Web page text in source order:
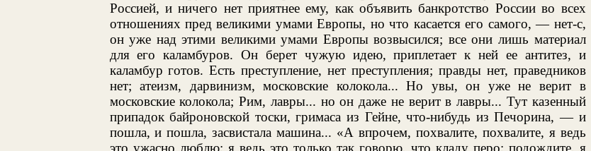
Россией, и ничего нет приятнее ему, как объявить банкротство России во всех
отношениях пред великими умами Европы, но что касается его самого, — нет-с,
он уже над этими великими умами Европы возвысился; все они лишь материал
для его каламбуров. Он берет чужую идею, приплетает к ней ее антитез, и
каламбур готов. Есть преступление, нет преступления; правды нет, праведников
нет; атеизм, дарвинизм, московские колокола... Но увы, он уже не верит в
московские колокола; Рим, лавры... но он даже не верит в лавры... Тут казенный
припадок байроновской тоски, гримаса из Гейне, что-нибудь из Печорина, — и
пошла, и пошла, засвистала машина... «А впрочем, похвалите, похвалите, я ведь
это ужасно люблю; я ведь это только так говорю, что кладу перо; подождите, я